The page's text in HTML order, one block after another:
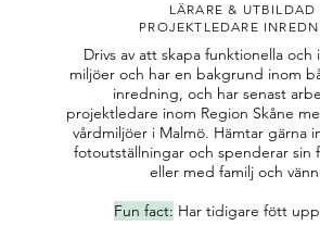
LÄRARE & UTBILDAD
PROJEKTLEDARE
Drivs av att skapa funktionella och
miljöer och har en bakgrund inom
inredning, och har senast
projektledare inom Region Skåne
vårdmiljöer i Malmö. Hämtar gärna
fotoutställningar och spenderar sin
eller med familj och
Fun fact: Har tidigare fött